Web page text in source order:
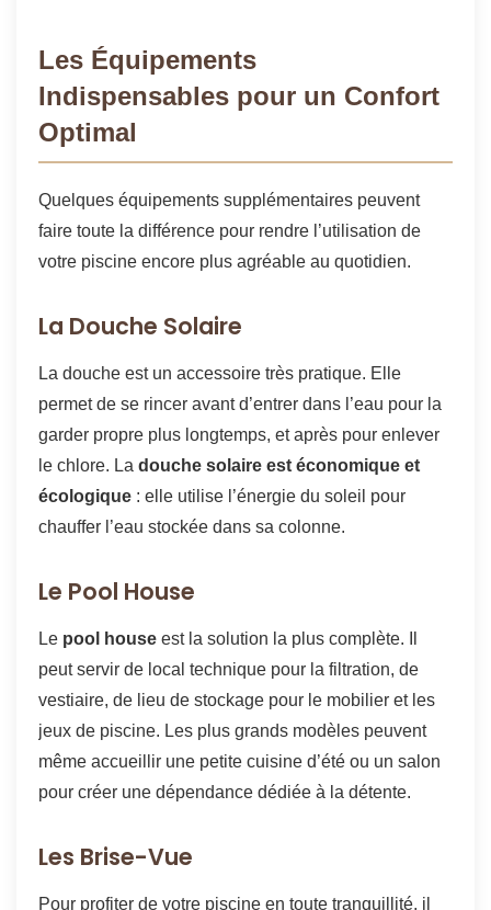
Les Équipements
Indispensables pour un Confort
Optimal
Quelques équipements supplémentaires peuvent
faire toute la différence pour rendre l’utilisation de
votre piscine encore plus agréable au quotidien.
La Douche Solaire
La douche est un accessoire très pratique. Elle
permet de se rincer avant d’entrer dans l’eau pour la
garder propre plus longtemps, et après pour enlever
le chlore. La douche solaire est économique et
écologique : elle utilise l’énergie du soleil pour
chauffer l’eau stockée dans sa colonne.
Le Pool House
Le pool house est la solution la plus complète. Il
peut servir de local technique pour la filtration, de
vestiaire, de lieu de stockage pour le mobilier et les
jeux de piscine. Les plus grands modèles peuvent
même accueillir une petite cuisine d’été ou un salon
pour créer une dépendance dédiée à la détente.
Les Brise-Vue
Pour profiter de votre piscine en toute tranquillité, il